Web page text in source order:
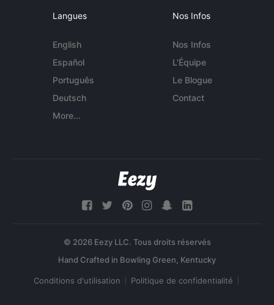
Langues
English
Español
Português
Deutsch
More...
Nos Infos
Nos Infos
L'Équipe
Le Blogue
Contact
© 2026 Eezy LLC. Tous droits réservés
Conditions d'utilisation Politique de confidentialité